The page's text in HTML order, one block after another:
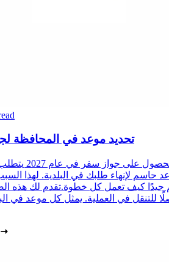
تحديد موعد في المحافظة لجواز
الحصول على
حاسم لإنهاء طلبك في البلدية. لهذا
جيدًا كيف تعمل كل خطوة.تقدم لك هذه
للتنقل في العملية. يمثل كل موعد في